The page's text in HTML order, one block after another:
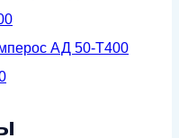
АД 50-Т400